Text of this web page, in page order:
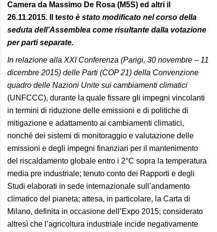
Camera da Massimo De Rosa (M5S) ed altri il
26.11.2015. Il testo è stato modificato nel corso della
seduta dell’Assemblea come risultante dalla votazione
per parti separate.
In relazione alla XXI Conferenza (Parigi, 30 novembre – 11
dicembre 2015) delle Parti (COP 21) della Convenzione
quadro delle Nazioni Unite sui cambiamenti climatici
(UNFCCC), durante la quale fissare gli impegni vincolanti
in termini di riduzione delle emissioni e di politiche di
mitigazione e adattamento ai cambiamenti climatici,
nonché dei sistemi di monitoraggio e valutazione delle
emissioni e degli impegni finanziari per il mantenimento
del riscaldamento globale entro i 2°C sopra la temperatura
media pre industriale; tenuto conto dei Rapporti e degli
Studi elaborati in sede internazionale sull’andamento
climatico del pianeta; attesa, in particolare, la Carta di
Milano, definita in occasione dell’Expo 2015; considerato
altresì che l’agricoltura industriale incide negativamente